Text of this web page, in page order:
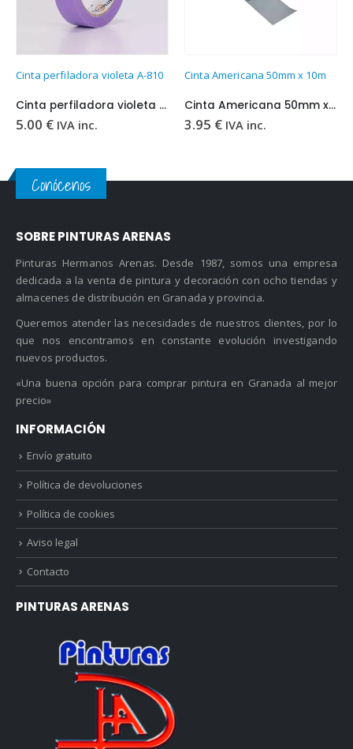
Cinta perfiladora violeta A-810
Cinta perfiladora violeta A-810
5.00 € IVA inc.
Cinta Americana 50mm x 10m
Cinta Americana 50mm x 10m
3.95 € IVA inc.
Conócenos
SOBRE PINTURAS ARENAS
Pinturas Hermanos Arenas. Desde 1987, somos una empresa
dedicada a la venta de pintura y decoración con ocho tiendas y
almacenes de distribución en Granada y provincia.
Queremos atender las necesidades de nuestros clientes, por lo
que nos encontramos en constante evolución investigando
nuevos productos.
«Una buena opción para comprar pintura en Granada al mejor
precio»
INFORMACIÓN
Envío gratuito
Política de devoluciones
Política de cookies
Aviso legal
Contacto
PINTURAS ARENAS